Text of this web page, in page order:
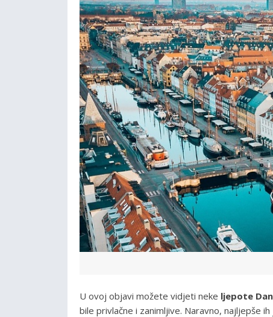
U ovoj objavi možete vidjeti neke ljepote
bile privlačne i zanimljive. Naravno, najljepše